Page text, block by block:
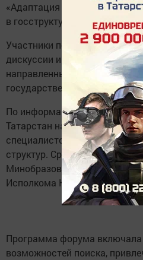
«Адаптация кадров»,
в госструктурах», «Время
Участники посещали
дискуссии и представляли
направленные на развитие
государственной и
По информации
Татарстан на форуме
специалистов из органов
структур. Среди них —
Минобразования и науки РТ,
Исполкома Казани и
Программа форума
возможностей поиска,